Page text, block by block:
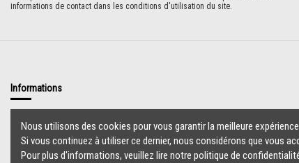
informations de contact dans les conditions d'utilisation du site.
Informations
Mentions légales
Accueil
Nous utilisons des cookies pour vous garantir la meilleure
Si vous continuez à utiliser ce dernier, nous considérons que vous
Pour plus d'informations, veuillez lire notre politique de